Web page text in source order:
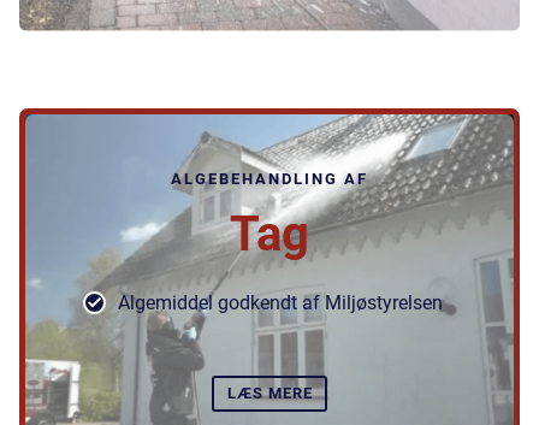
ALGEBEHANDLING AF
Tag
Algemiddel godkendt af Miljøstyrelsen
LÆS MERE